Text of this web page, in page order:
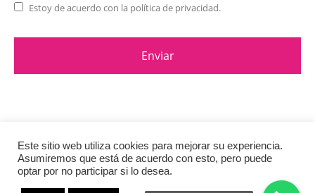
Estoy de acuerdo con la política de privacidad.
© Copyright 2020. All Rights Reserved.Política de privacidady Cookies
Este sitio web utiliza cookies para mejorar su experiencia.
Asumiremos que está de acuerdo con esto, pero puede
optar por no participar si lo desea.